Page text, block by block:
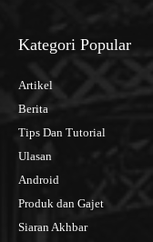
Kategori Popular
Artikel
Berita
Tips Dan Tutorial
Ulasan
Android
Produk dan Gajet
Siaran Akhbar